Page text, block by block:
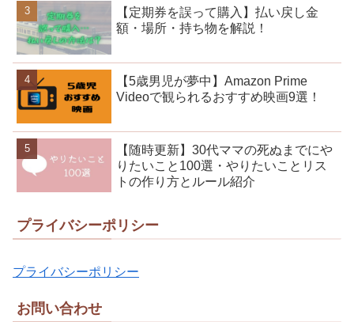
【定期券を誤って購入】払い戻し金
額・場所・持ち物を解説！
【5歳男児が夢中】Amazon Prime
Videoで観られるおすすめ映画9選！
【随時更新】30代ママの死ぬまでにや
りたいこと100選・やりたいことリス
トの作り方とルール紹介
プライバシーポリシー
プライバシーポリシー
お問い合わせ